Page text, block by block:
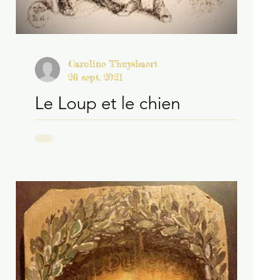
Le Loup et le chien
Caroline Thuysbaert
26 sept. 2021